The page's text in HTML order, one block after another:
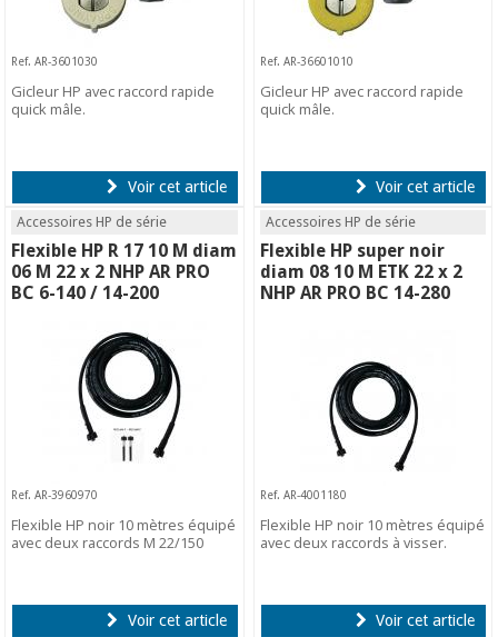
Ref. AR-3601030
Gicleur HP avec raccord rapide
quick mâle.
Voir cet article
Ref. AR-36601010
Gicleur HP avec raccord rapide
quick mâle.
Voir cet article
Accessoires HP de série
Flexible HP R 17 10 M diam
06 M 22 x 2 NHP AR PRO
BC 6-140 / 14-200
Ref. AR-3960970
Flexible HP noir 10 mètres équipé
avec deux raccords M 22/150
Voir cet article
Accessoires HP de série
Flexible HP super noir
diam 08 10 M ETK 22 x 2
NHP AR PRO BC 14-280
Ref. AR-4001180
Flexible HP noir 10 mètres équipé
avec deux raccords à visser.
Voir cet article